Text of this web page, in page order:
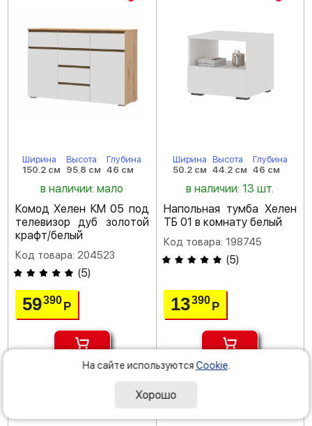
Ширина
150.2 см
Высота
95.8 см
Глубина
46 см
в наличии: мало
Комод Хелен КМ 05 под
телевизор дуб золотой
крафт/белый
Код товара: 204523
(5)
59390Р
доставка: завтра
Ширина
50.2 см
Высота
44.2 см
Глубина
46 см
в наличии: 13 шт.
Напольная тумба Хелен
ТБ 01 в комнату белый
Код товара: 198745
(5)
13390 Р
доставка: завтра
На сайте используются Cookie
Хорошо